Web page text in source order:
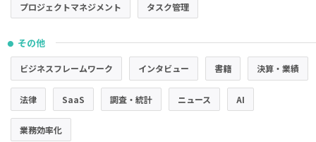
プロジェクトマネジメント タスク管理
● その他
ビジネスフレームワーク インタビュー 書籍 決算・業績
法律 SaaS 調査・統計 ニュース AI
業務効率化